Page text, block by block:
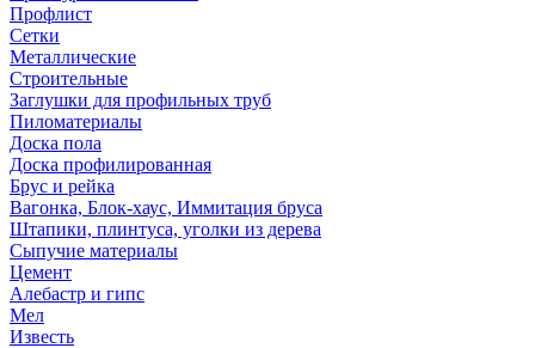
Профлист
Сетки
Металлические
Строительные
Заглушки для профильных труб
Пиломатериалы
Доска пола
Доска профилированная
Брус и рейка
Вагонка, Блок-хаус, Иммитация бруса
Штапики, плинтуса, уголки из дерева
Сыпучие материалы
Цемент
Алебастр и гипс
Мел
Известь